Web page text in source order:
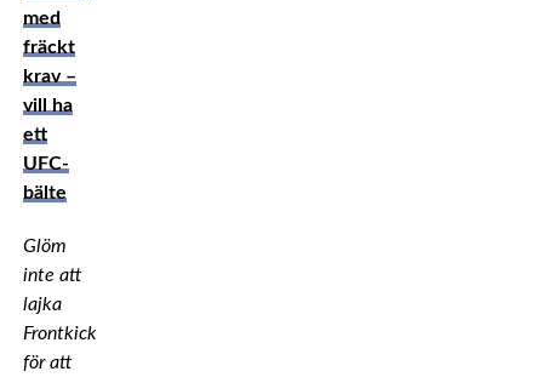
med
fräckt
krav –
vill ha
ett
UFC-
bälte
Glöm
inte att
lajka
Frontkicks
för att